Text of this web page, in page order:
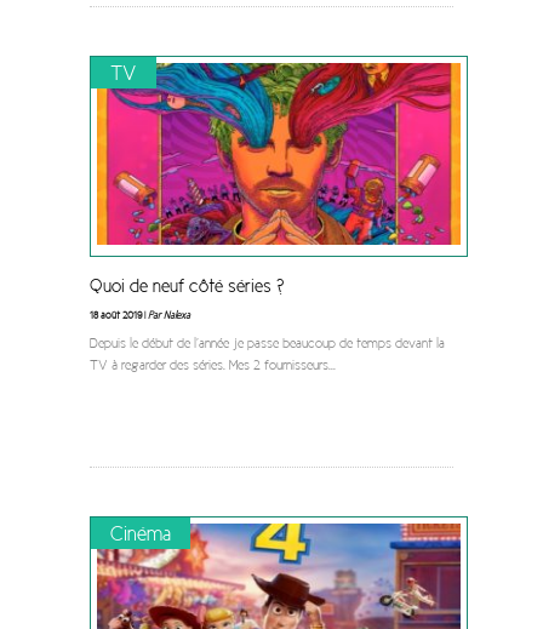
TV
Quoi de neuf côté séries ?
18 août 2019 |Par Nalexa
Depuis le début de l’année je passe beaucoup de temps devant la
TV à regarder des séries. Mes 2 fournisseurs...
Cinéma